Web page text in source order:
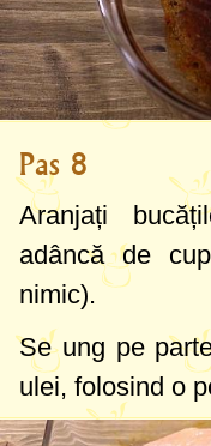
Pas 8
Aranjați
adâncă de
nimic).
Seung pe
ulei, folosind o